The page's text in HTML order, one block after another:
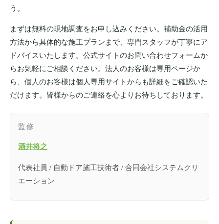
う。
まずは無料の現地調査をお申し込みください。補助金の活用
方法から具体的な施工プランまで、専門スタッフが丁寧にア
ドバイスいたします。公式サイトのお問い合わせフォームか
らお気軽にご相談ください。法人のお客様は専用ページか
ら、個人のお客様は個人専用サイトからも詳細をご確認いた
だけます。皆様からのご連絡を心よりお待ちしております。
監修
酒井将之
代表社員 / 自動ドア施工技術者 / 合同会社システムクリ
エーション